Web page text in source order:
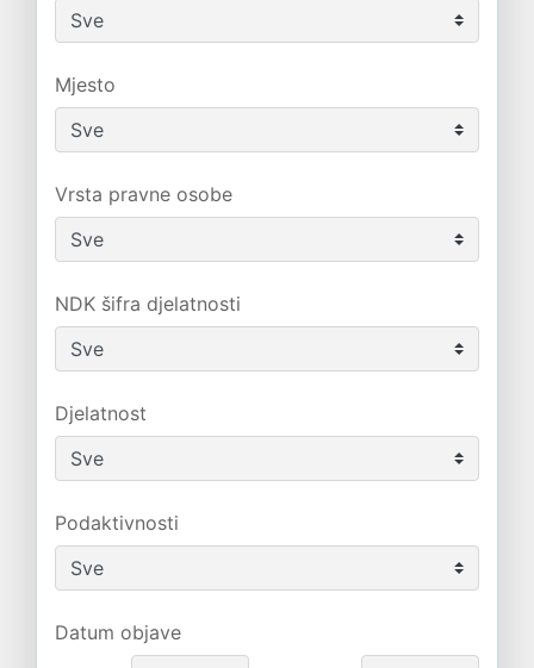
Mjesto
Vrsta pravne osobe
NDK šifra djelatnosti
Djelatnost
Podaktivnosti
Datum objave